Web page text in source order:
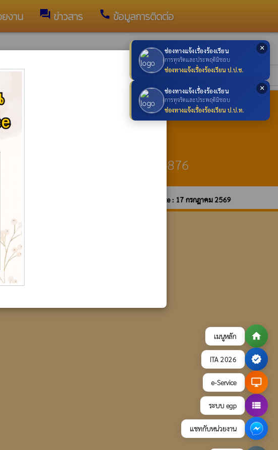
เมนูหลัก home
ITA 2026 verified
e-Service desktop_windows
ระบบ egp view_list
แชทกับหน่วยงาน
✕
ช่องทางแจ้งเรื่องร้องเรียน
การทุจริตและประพฤติมิชอบ
ช่องทางแจ้งเรื่องร้องเรียน ป.ป.ช.
✕
ช่องทางแจ้งเรื่องร้องเรียน
การทุจริตและประพฤติมิชอบ
ช่องทางแจ้งเรื่องร้องเรียน ป.ป.ท.
งาน forum ข่าวสาร call ข้อมูลการติดต่อ
000-876 โทรสาร : 055-000-876
ายเว็บไซต์ update : 17 กรกฎาคม 2569
×